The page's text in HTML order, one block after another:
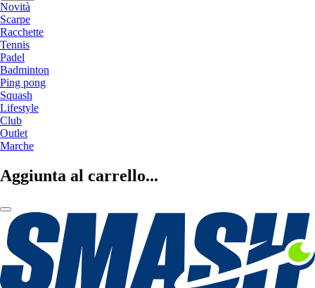
Novità
Scarpe
Racchette
Tennis
Padel
Badminton
Ping pong
Squash
Lifestyle
Club
Outlet
Marche
Aggiunta al carrello...